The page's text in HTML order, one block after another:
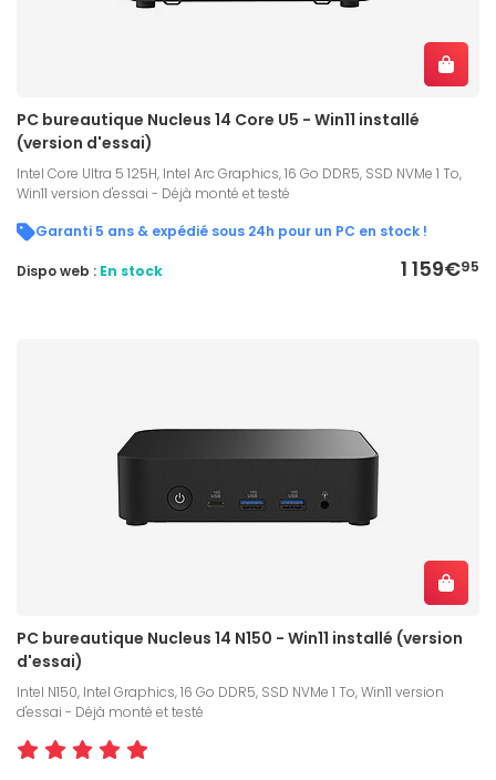
PC bureautique Nucleus 14 Core U5 - Win11 installé
(version d'essai)
Intel Core Ultra 5 125H, Intel Arc Graphics, 16 Go DDR5, SSD NVMe 1 To,
Win11 version d'essai - Déjà monté et testé
Garanti 5 ans & expédié sous 24h pour un PC en stock !
1 159€95
Dispo web : En stock
PC bureautique Nucleus 14 N150 - Win11 installé (version
d'essai)
Intel N150, Intel Graphics, 16 Go DDR5, SSD NVMe 1 To, Win11 version
d'essai - Déjà monté et testé